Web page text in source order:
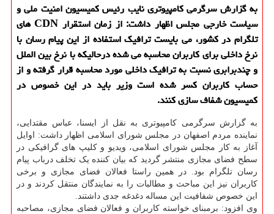
به گزارش سرگرمی كامپیوتری نایب رئیس كمیسیون امنیت ملی و
سیاست خارجی مجلس اظهار داشت: از زمان استقرار CDN های
تلگرام در كشور، می بایست ترافیك استفاده از این پیام رسان با
نرخ داخلی برای كاربران محاسبه می شده درحالیكه با نرخ بین الملل
و چندبرابری نسبت به ترافیك داخلی مورد محاسبه قرار گرفته و از
حساب كاربران كسر شده است وزیر باید در این خصوص در
كمیسیون شفاف سازی كنند.
به گزارش سرگرمی کامپیوتری به نقل از ایسنا، عباس مقتدایی،
نماینده مردم اصفهان در مجلس شورای اسلامی اظهار داشت: اوایل
آغاز به کار مجلس شورای اسلامی، ویدیو و کلیپ های گرافیکی در
سطح فضای مجازی منتشر گردید که بیان کننده یک تخلف درباب پیام
رسان تلگرام بود. در همین راستا فعالان فضای مجازی و برخی
کاربران نیز این مباحث و مطالبات را به نمایندگان منتقل کردند و در
این خصوص شفافیت این مساله دغدغه جدی داشتند.
وی افزود: برمبنای خواسته کاربران و فعالان فضای مجازی، مصاحبه